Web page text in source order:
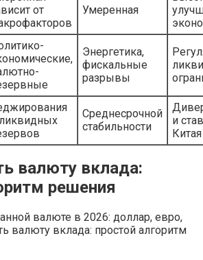
от
Умеренная
Энергетика,
фискальные
разрывы
Среднесрочной
стабильности
и
Китая
валюту вклада:
решения